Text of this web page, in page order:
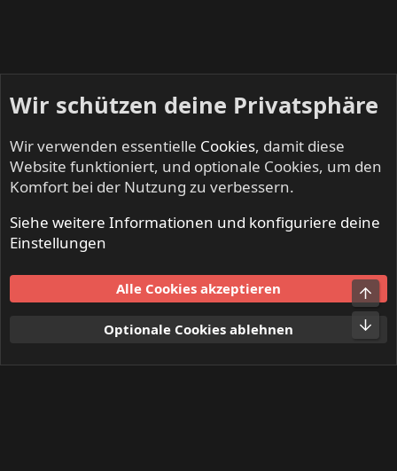
Mitglieder
Nutzungsbedingungen
Datenschutz
S
Wir schützen deine Privatsphäre
Wir verwenden essentielle Cookies, damit diese
Website funktioniert, und optionale Cookies, um den
Komfort bei der Nutzung zu verbessern.
Siehe weitere Informationen und konfiguriere deine
Einstellungen
Alle Cookies akzeptieren
Optionale Cookies ablehnen